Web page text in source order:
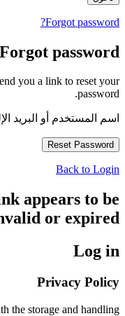
Forgot password?
Forgot password?
you a link to reset your
password.
اسم المستخدم أو البريد
Back to Login
appears to be
or expired.
Log in
Privacy Policy
the storage and handling